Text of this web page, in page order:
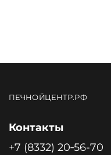
ПЕЧНОЙЦЕНТР.РФ
Контакты
+7 (8332) 20‑56-70